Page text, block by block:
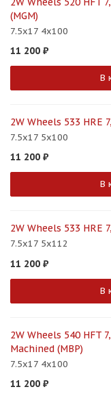
(MGM)
7.5x17 4x100
11 200 ₽
В
2W Wheels 533 HRE
7.5x17 5x100
11 200 ₽
В
2W Wheels 533 HRE
7.5x17 5x112
11 200 ₽
В
2W Wheels 540 HFT
Machined (MBP)
7.5x17 4x100
11 200 ₽